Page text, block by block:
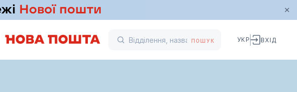
ПОШУК УКР ВХІД